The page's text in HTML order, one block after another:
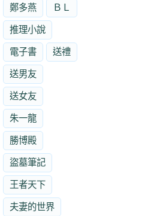
鄭多燕 ＢＬ
推理小說
電子書 送禮
送男友
送女友
朱一龍
勝博殿
盜墓筆記
王者天下
夫妻的世界